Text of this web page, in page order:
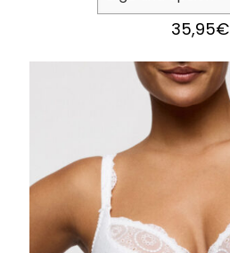
35,95€